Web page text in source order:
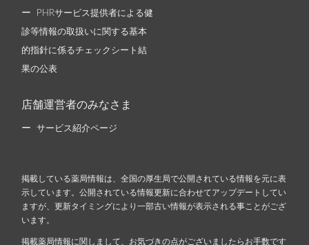
PHRサービス提供者による健
診等情報の取扱いに関する基本
的指針に係るチェックシート結
果の公表
店舗運営者のみなさま
サービス紹介ページ
掲載している薬局情報は、全国の厚生局で公開されている情報を元に表
示しています。公開されている情報更新に合わせてアップデートしてい
ますが、更新タイミングにより一部古い情報が表示される事ことがござ
います。
掲載薬局情報に関しまして、お気づきの点がございましたらお手数です